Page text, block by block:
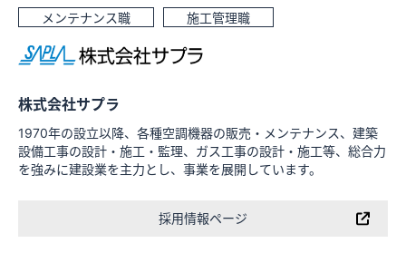
メンテナンス職 施工管理職
株式会社サプラ
1970年の設立以降、各種空調機器の販売・メンテナンス、建築
設備工事の設計・施工・監理、ガス工事の設計・施工等、総合力
を強みに建設業を主力とし、事業を展開しています。
採用情報ページ